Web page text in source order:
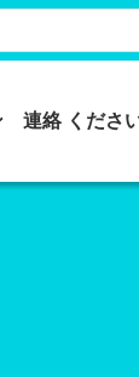
連絡 くださ